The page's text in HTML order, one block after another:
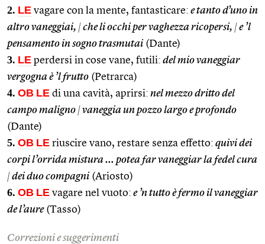
2. LE vagare con la mente, fantasticare: e tanto d’uno in
altro vaneggiai, |che li occhi per vaghezza ricopersi, |e ’l
pensamento in sogno trasmutai (Dante)
3. LE perdersi in cose vane, futili: del mio vaneggiar
vergogna è ’l frutto (Petrarca)
4. OB LE di una cavità, aprirsi: nel mezzo dritto del
campo maligno |vaneggia un pozzo largo e profondo
(Dante)
5. OB LE riuscire vano, restare senza effetto: quivi dei
corpi l’orrida mistura … potea far vaneggiar la fedel cura
|dei duo compagni (Ariosto)
6. OB LE vagare nel vuoto: e ’n tutto è fermo il vaneggiar
de l’aure(Tasso)
Correzioni e suggerimenti